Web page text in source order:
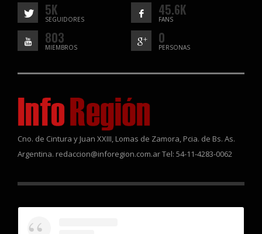
5K
SEGUIDORES
45.6K
FANS
803
MIEMBROS
0
PERSONAS
Cno. de Cintura y Juan XXIII, Lomas de Zamora, Pcia. de Bs. As.
Argentina. redaccion@inforegion.com.ar Tel: 54-11-4283-0062